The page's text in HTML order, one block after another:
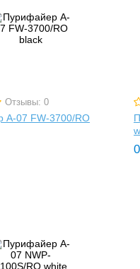
Отзывы: 0
A-07 FW-3700/RO
0